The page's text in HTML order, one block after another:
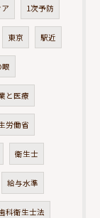
1次予防
東京 駅近
眼
と医療
労働省
衛生士
給与水準
科衛生士法